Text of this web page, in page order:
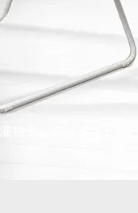
物干しのポイント